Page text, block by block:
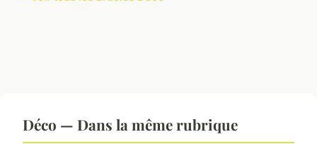
Déco — Dans la même rubrique